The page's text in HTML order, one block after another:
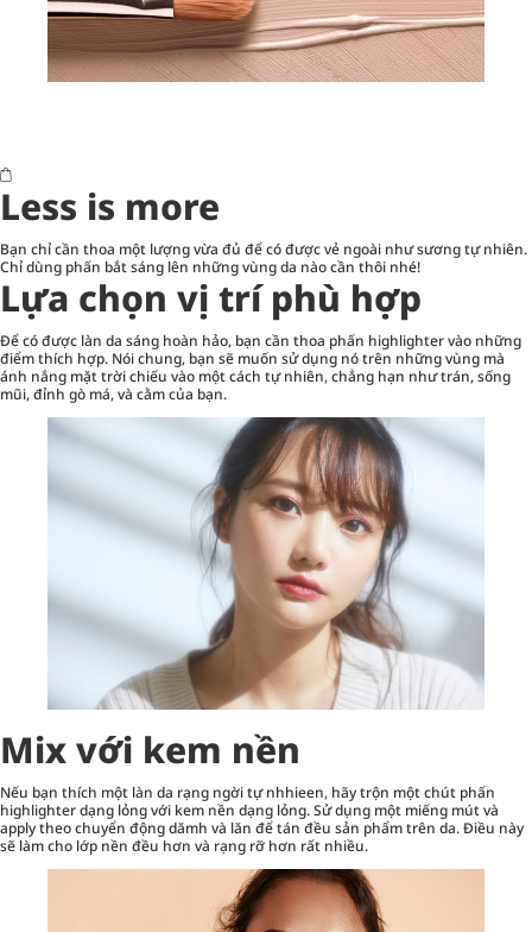
Less is more
Bạn chỉ cần thoa một lượng vừa đủ để có được vẻ ngoài như sương tự nhiên.
Chỉ dùng phấn bắt sáng lên những vùng da nào cần thôi nhé!
Lựa chọn vị trí phù hợp
Để có được làn da sáng hoàn hảo, bạn cần thoa phấn highlighter vào những
điểm thích hợp. Nói chung, bạn sẽ muốn sử dụng nó trên những vùng mà
ánh nắng mặt trời chiếu vào một cách tự nhiên, chẳng hạn như trán, sống
mũi, đỉnh gò má, và cằm của bạn.
Mix với kem nền
Nếu bạn thích một làn da rạng ngời tự nhhieen, hãy trộn một chút phấn
highlighter dạng lỏng với kem nền dạng lỏng. Sử dụng một miếng mút và
apply theo chuyển động dămh và lăn để tán đều sản phẩm trên da. Điều này
sẽ làm cho lớp nền đều hơn và rạng rỡ hơn rất nhiều.